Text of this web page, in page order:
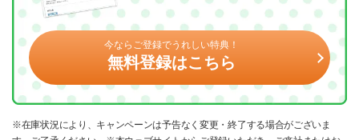
今ならご登録でうれしい特典！
無料登録はこちら
※在庫状況により、キャンペーンは予告なく変更・終了する場合がございま